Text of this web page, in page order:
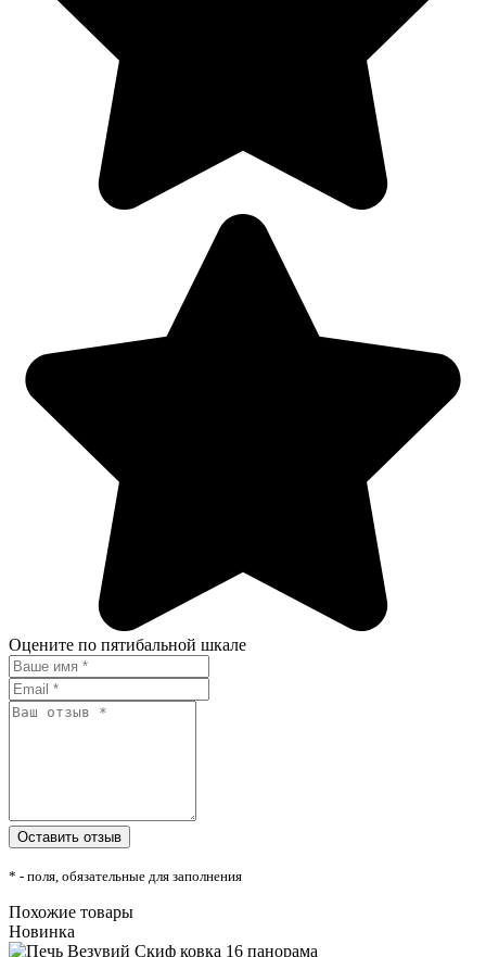
Оцените по пятибальной шкале
* - поля, обязательные для заполнения
Похожие товары
Новинка